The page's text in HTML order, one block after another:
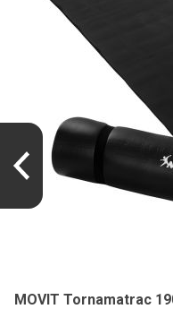
MOVIT Tornamatrac